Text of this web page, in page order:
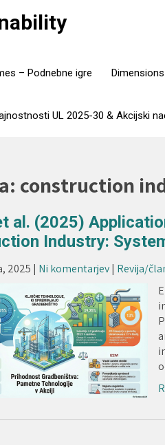
– Podnebne igre Dimensions
UL 2025-30 & Akcijski
construction
al. (2025)
Industry:
2025 | Ni komentarjev| Revija/